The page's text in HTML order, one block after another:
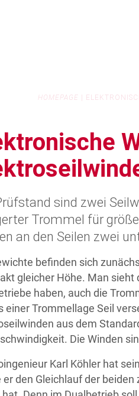
HOMEPAGE
sind zwei
Trommel für
an den Seilen zwei
befinden sich
gleicher Höhe. Man
haben, auch die
einer Trommellage Seil
aus dem
Die Winden
Karl Köhler hat
er den Gleichlauf der